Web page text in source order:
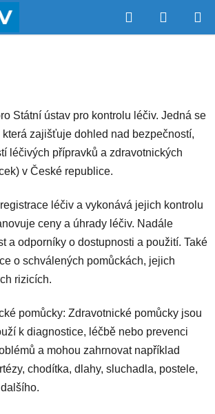
Hledat
KOŠÍK
Státní ústav pro kontrolu léčiv. Jedná se
zajišťuje dohled nad bezpečností,
léčivých přípravků a zdravotnických
v České republice.
léčiv a vykonává jejich kontrolu
ceny a úhrady léčiv. Nadále
a odporníky o dostupnosti a použití. Také
o schválených pomůckách, jejich
rizicích.
pomůcky: Zdravotnické pomůcky jsou
k diagnostice, léčbě nebo prevenci
a mohou zahrnovat například
chodítka, dlahy, sluchadla, postele,